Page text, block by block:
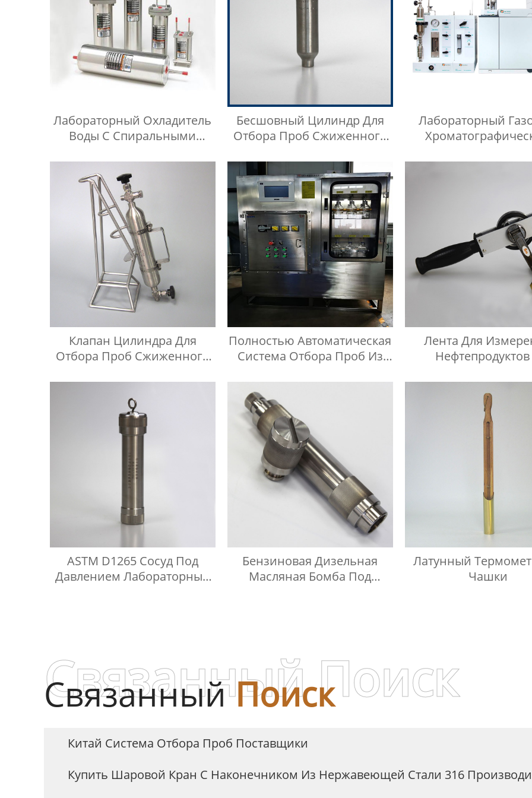
Лабораторный Охладитель
Воды С Спиральными
Бесшовный Цилиндр Для
Отбора Проб Сжиженного
Лабораторный
Контейнер Для
Клапан Цилиндра Для
Отбора Проб Сжиженного
Нержавеющей Стали
Полностью Автоматическая
Система Отбора Проб Из
Жидкостей На Любой
Лента Для
ASTM D1265 Сосуд Под
Давлением Лабораторный
Бензиновая Дизельная
Масляная Бомба Под
Латунный
Чашки
СвязанныйПоиск
Связанный Поиск
Китай Система Отбора Проб Поставщики
Купить Шаровой Кран С Наконечником Из Нержавеющей Стали 316